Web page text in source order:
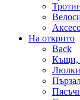
На открито
Back
Къщи,
Люлки